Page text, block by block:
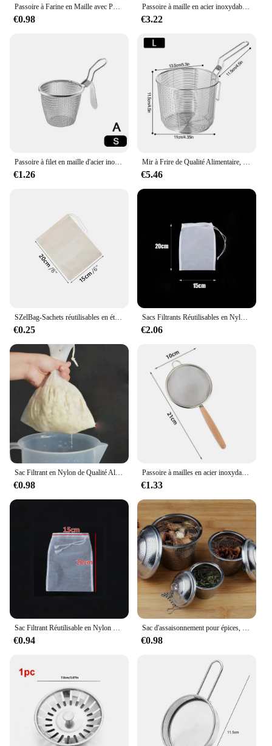
Passoire à Farine en Maille avec Poignée, en Acier Inoxydable, Outil de Cuisine, 7/8/10/12/14/16/18/20/22cm
€0.98
Passoire à maille en acier inoxydable, ustensiles de cuisine, long manche, filtre à frire, panier, 1 pièce
€3.22
Passoire à filet en maille d'acier inoxydable, passoire à la cheville, outils de cuisson des aliments, passoire à vapeur, Pa W9S0, E27
€1.26
Mir à Frire de Qualité Alimentaire, Maille Fine Antiarina, Poignée Pliable Astronomique, Anti-brûlure, Degré de Chaleur, Résistant à la Rouille
€5.46
SZelBag-Sachets réutilisables en étamine pour griller le fromage, filtre à café signé, idéal pour le lait, les noix et le thé à froid
€0.25
Sacs Filtrants Réutilisables en Nylon pour Lait, Soja, Yogan, Thé, Bière, Café, Huile, Nourriture, Filet de Proximité, Passoire de Cuisine, 100 Mailles
€2.06
Sac Filtrant en Nylon de Qualité Alimentaire, Maille 100, pour Thé, Bière, Lait, Café, Huile, Filtrant de Cuisine
€0.98
Passoire à mailles en acier inoxydable avec manche en bois, filtre fin pour les jus, les résidus et la farine, idéal pour la cuisson à la maison
€1.33
€0.94 €0.98